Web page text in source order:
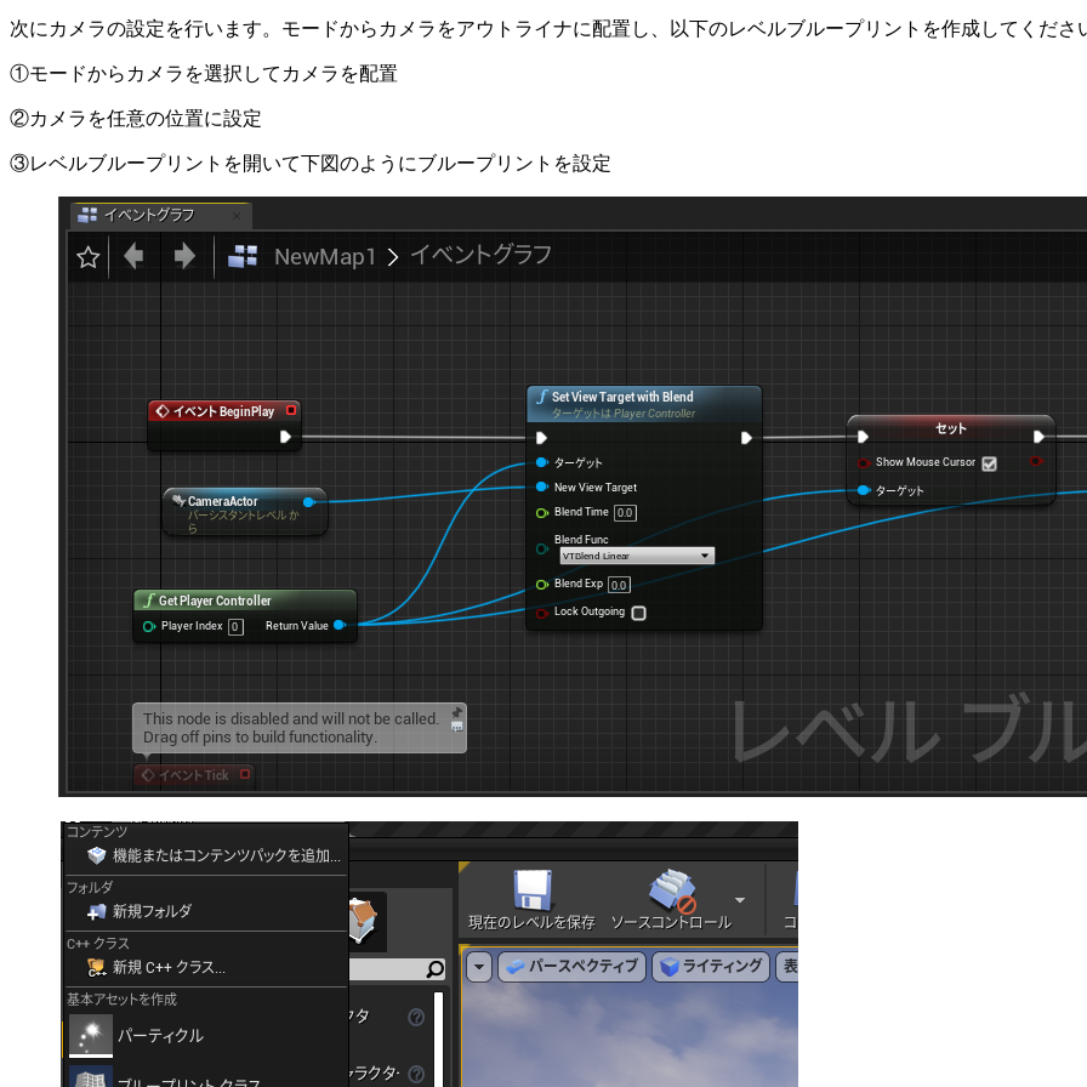
次にカメラの設定を行います。モードからカメラをアウトライナに配置し、以下のレベルブループリントを作成してくださ
①モードからカメラを選択してカメラを配置
②カメラを任意の位置に設定
③レベルブループリントを開いて下図のようにブループリントを設定